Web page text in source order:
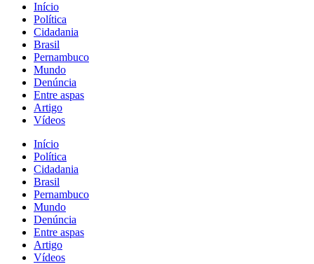
Início
Política
Cidadania
Brasil
Pernambuco
Mundo
Denúncia
Entre aspas
Artigo
Vídeos
Início
Política
Cidadania
Brasil
Pernambuco
Mundo
Denúncia
Entre aspas
Artigo
Vídeos